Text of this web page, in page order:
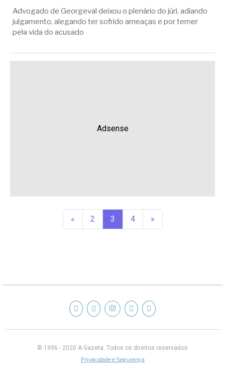
Advogado de Georgeval deixou o plenário do júri, adiando
julgamento, alegando ter sofrido ameaças e por temer
pela vida do acusado
Adsense
« 2 3 4 »
© 1996 - 2020 A Gazeta. Todos os direitos reservados
Privacidade e Segurança